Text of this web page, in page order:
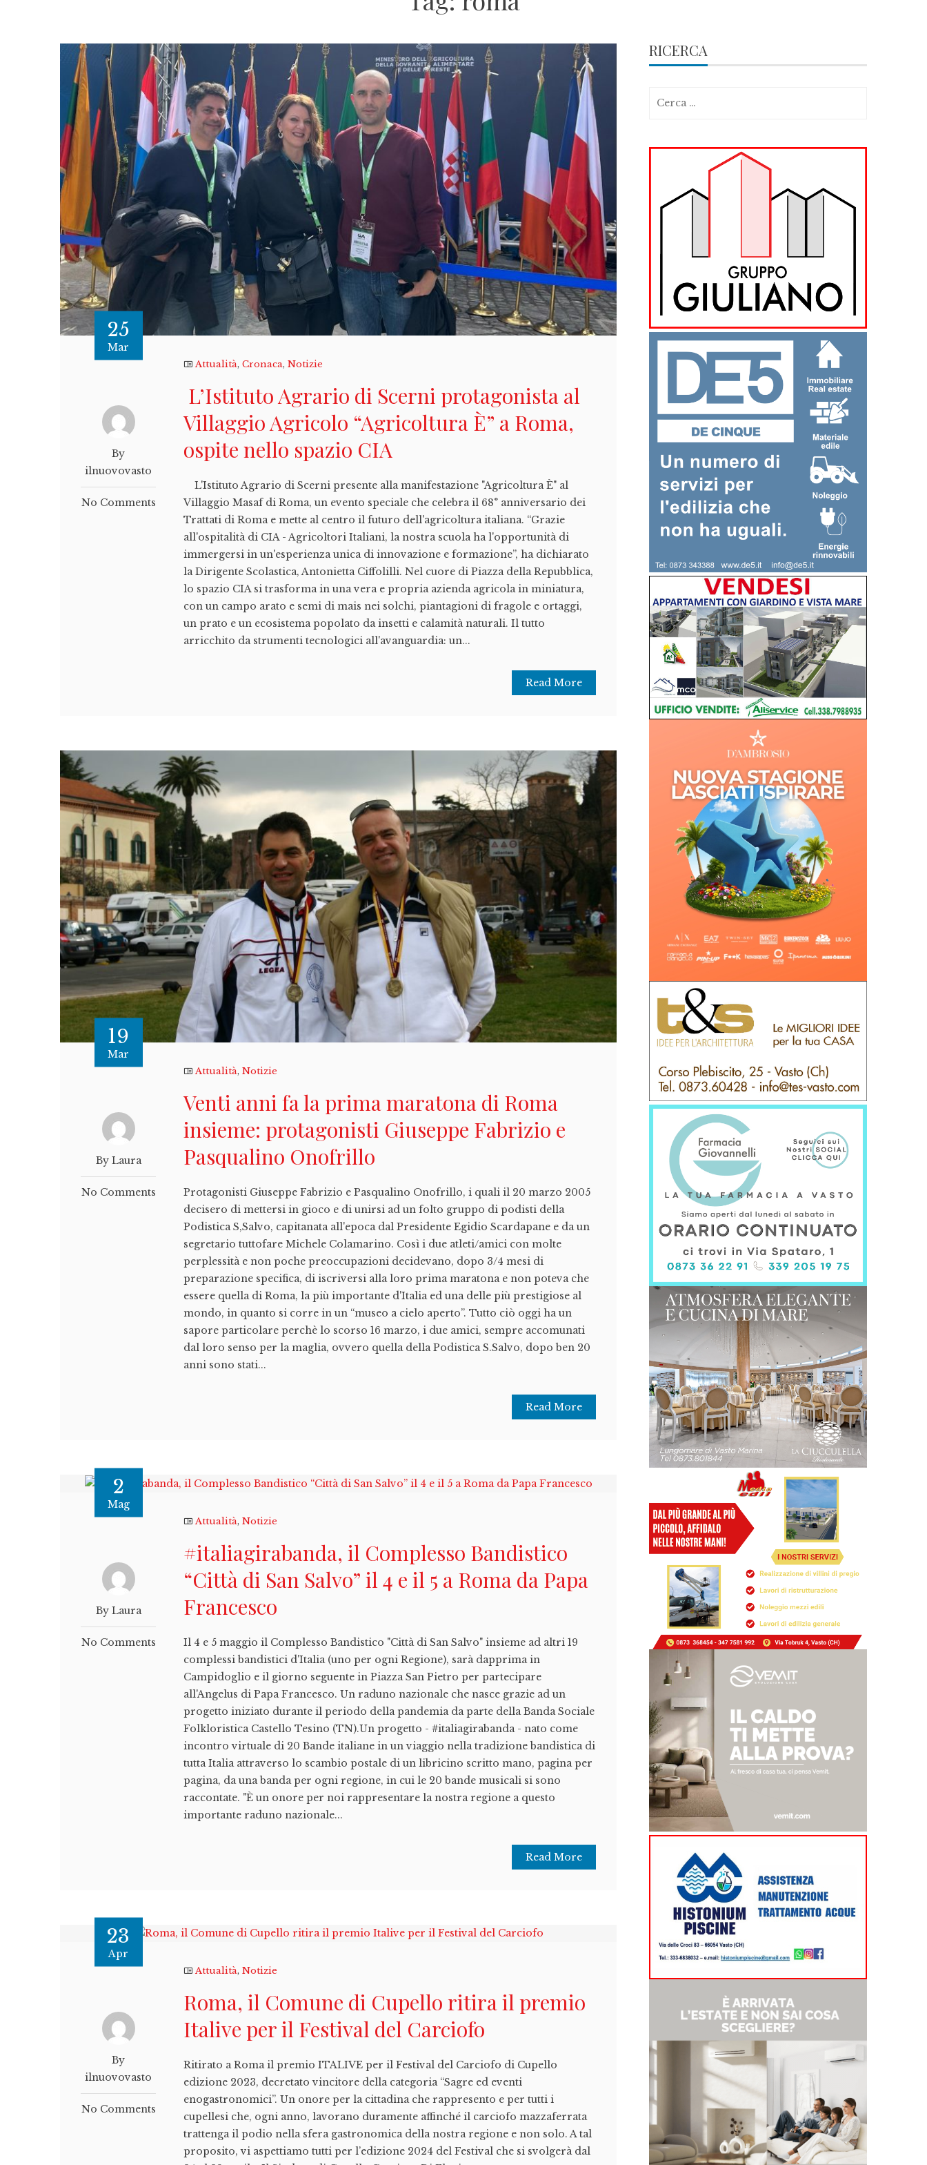
25
Mar
By
ilnuovovasto
No Comments
Attualità,Cronaca,Notizie
L’Istituto Agrario di Scerni protagonista al
Villaggio Agricolo “Agricoltura È” a Roma,
ospite nello spazio CIA
L'Istituto Agrario di Scerni presente alla manifestazione "Agricoltura È" al
Villaggio Masaf di Roma, un evento speciale che celebra il 68° anniversario dei
Trattati di Roma e mette al centro il futuro dell'agricoltura italiana. “Grazie
all'ospitalità di CIA - Agricoltori Italiani, la nostra scuola ha l'opportunità di
immergersi in un'esperienza unica di innovazione e formazione”, ha dichiarato
la Dirigente Scolastica, Antonietta Ciffolilli. Nel cuore di Piazza della Repubblica,
lo spazio CIA si trasforma in una vera e propria azienda agricola in miniatura,
con un campo arato e semi di mais nei solchi, piantagioni di fragole e ortaggi,
un prato e un ecosistema popolato da insetti e calamità naturali. Il tutto
arricchito da strumenti tecnologici all'avanguardia: un...
Read More
19
Mar
By Laura
No Comments
Attualità,Notizie
Venti anni fa la prima maratona di Roma
insieme: protagonisti Giuseppe Fabrizio e
Pasqualino Onofrillo
Protagonisti Giuseppe Fabrizio e Pasqualino Onofrillo, i quali il 20 marzo 2005
decisero di mettersi in gioco e di unirsi ad un folto gruppo di podisti della
Podistica S,Salvo, capitanata all'epoca dal Presidente Egidio Scardapane e da un
segretario tuttofare Michele Colamarino. Così i due atleti/amici con molte
perplessità e non poche preoccupazioni decidevano, dopo 3/4 mesi di
preparazione specifica, di iscriversi alla loro prima maratona e non poteva che
essere quella di Roma, la più importante d'Italia ed una delle più prestigiose al
mondo, in quanto si corre in un “museo a cielo aperto”. Tutto ciò oggi ha un
sapore particolare perchè lo scorso 16 marzo, i due amici, sempre accomunati
dal loro senso per la maglia, ovvero quella della Podistica S.Salvo, dopo ben 20
anni sono stati...
Read More
2
Mag
By Laura
No Comments
Attualità,Notizie
#italiagirabanda, il Complesso Bandistico
“Città di San Salvo” il 4 e il 5 a Roma da Papa
Francesco
Il 4 e 5 maggio il Complesso Bandistico "Città di San Salvo" insieme ad altri 19
complessi bandistici d'Italia (uno per ogni Regione), sarà dapprima in
Campidoglio e il giorno seguente in Piazza San Pietro per partecipare
all'Angelus di Papa Francesco. Un raduno nazionale che nasce grazie ad un
progetto iniziato durante il periodo della pandemia da parte della Banda Sociale
Folkloristica Castello Tesino (TN).Un progetto - #italiagirabanda - nato come
incontro virtuale di 20 Bande italiane in un viaggio nella tradizione bandistica di
tutta Italia attraverso lo scambio postale di un libricino scritto mano, pagina per
pagina, da una banda per ogni regione, in cui le 20 bande musicali si sono
raccontate. "È un onore per noi rappresentare la nostra regione a questo
importante raduno nazionale...
Read More
23
Apr
By
ilnuovovasto
No Comments
Attualità,Notizie
Roma, il Comune di Cupello ritira il premio
Italive per il Festival del Carciofo
Ritirato a Roma il premio ITALIVE per il Festival del Carciofo di Cupello
edizione 2023, decretato vincitore della categoria “Sagre ed eventi
enogastronomici”. Un onore per la cittadina che rappresento e per tutti i
cupellesi che, ogni anno, lavorano duramente affinché il carciofo mazzaferrata
trattenga il podio nella sfera gastronomica della nostra regione e non solo. A tal
proposito, vi aspettiamo tutti per l’edizione 2024 del Festival che si svolgerà dal
RICERCA